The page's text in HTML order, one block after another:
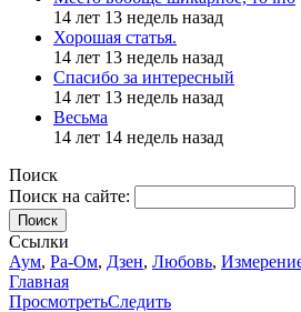
14 лет 13 недель назад
Хорошая статья.
14 лет 13 недель назад
Спасибо за интересный
14 лет 13 недель назад
Весьма
14 лет 14 недель назад
Поиск
Поиск на сайте:
Поиск
Ссылки
Аум, Ра-Ом, Дзен, Любовь,
Главная
ПросмотретьСледить